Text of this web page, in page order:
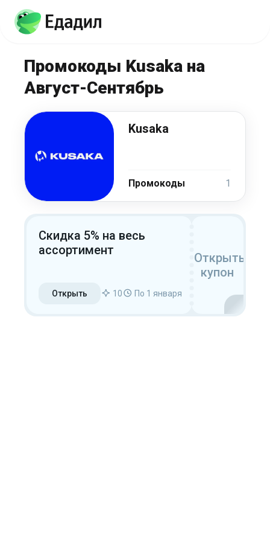
Промокоды Kusaka на
Август-Сентябрь
Kusaka
Промокоды 1
Скидка 5% на весь
ассортимент
Открыть 10 По 1 января
Открыть
купон